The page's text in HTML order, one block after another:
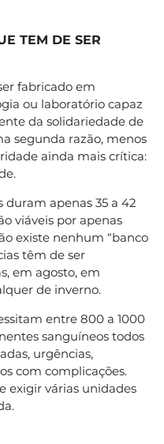
TEM DE SER
fabricado em
ou laboratório capaz
da solidariedade de
segunda razão, menos
ainda mais crítica:
apenas 35 a 42
viáveis por apenas
existe nenhum “banco
têm de ser
em agosto, em
de inverno.
entre 800 a 1000
sanguíneos todos
urgências,
com complicações.
exigir várias unidades